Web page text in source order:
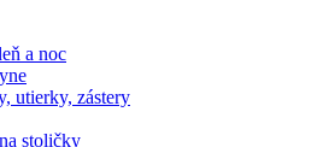
a noc
utierky, zástery
stoličky